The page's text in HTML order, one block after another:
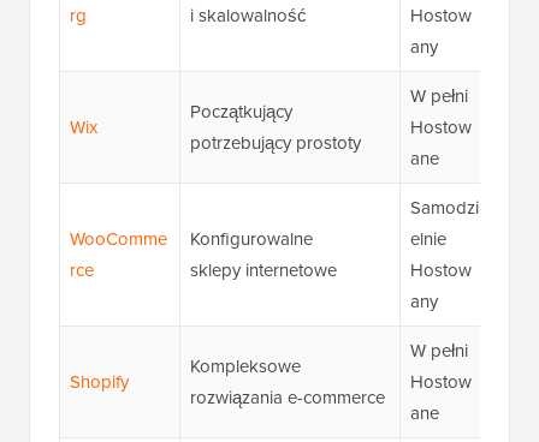
rg
i skalowalność
Hostow
any
Wix
Początkujący
potrzebujący prostoty
W pełni
Hostow
ane
WooComme
rce
Konfigurowalne
sklepy internetowe
Samodzi
elnie
Hostow
any
Shopify
Kompleksowe
rozwiązania e-commerce
W pełni
Hostow
ane